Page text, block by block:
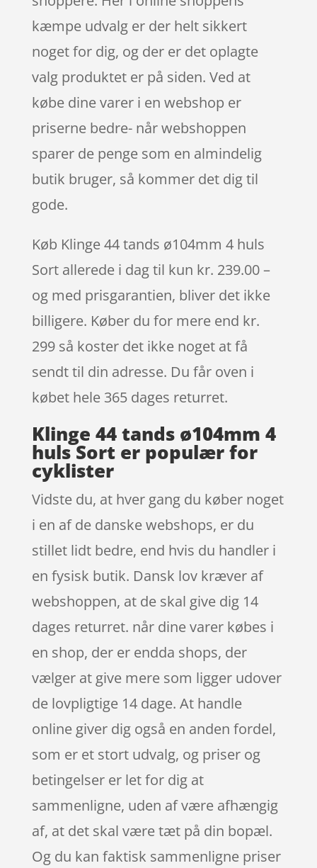
kæmpe udvalg er der helt sikkert
noget for dig, og der er det oplagte
valg produktet er på siden. Ved at
købe dine varer i en webshop er
priserne bedre- når webshoppen
sparer de penge som en almindelig
butik bruger, så kommer det dig til
gode.
Køb Klinge 44 tands ø104mm 4 huls
Sort allerede i dag til kun kr. 239.00 –
og med prisgarantien, bliver det ikke
billigere. Køber du for mere end kr.
299 så koster det ikke noget at få
sendt til din adresse. Du får oven i
købet hele 365 dages returret.
Klinge 44 tands ø104mm 4
huls Sort er populær for
cyklister
Vidste du, at hver gang du køber noget
i en af de danske webshops, er du
stillet lidt bedre, end hvis du handler i
en fysisk butik. Dansk lov kræver af
webshoppen, at de skal give dig 14
dages returret. når dine varer købes i
en shop, der er endda shops, der
vælger at give mere som ligger udover
de lovpligtige 14 dage. At handle
online giver dig også en anden fordel,
som er et stort udvalg, og priser og
betingelser er let for dig at
sammenligne, uden af være afhængig
af, at det skal være tæt på din bopæl.
Og du kan faktisk sammenligne priser